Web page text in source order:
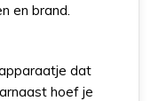
en brand.
dat
hoef je